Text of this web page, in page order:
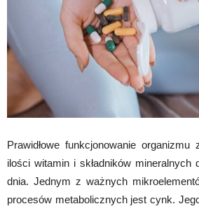
Prawidłowe funkcjonowanie organizmu
ilości witamin i składników mineralnych
dnia. Jednym z ważnych
procesów metabolicznych jest cynk.